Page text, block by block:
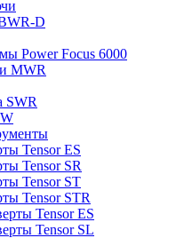
D
Power Focus 6000
MWR
SWR
Tensor ES
Tensor SR
Tensor ST
Tensor STR
Tensor ES
Tensor SL